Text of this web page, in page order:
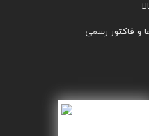
فاکتور رسمی